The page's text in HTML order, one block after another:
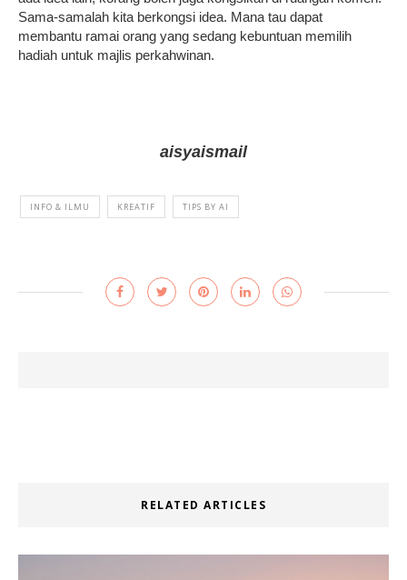
Sama-samalah kita berkongsi idea. Mana tau dapat
membantu ramai orang yang sedang kebuntuan memilih
hadiah untuk majlis perkahwinan.
aisyaismail
INFO & ILMU KREATIF TIPS BY AI
RELATED ARTICLES